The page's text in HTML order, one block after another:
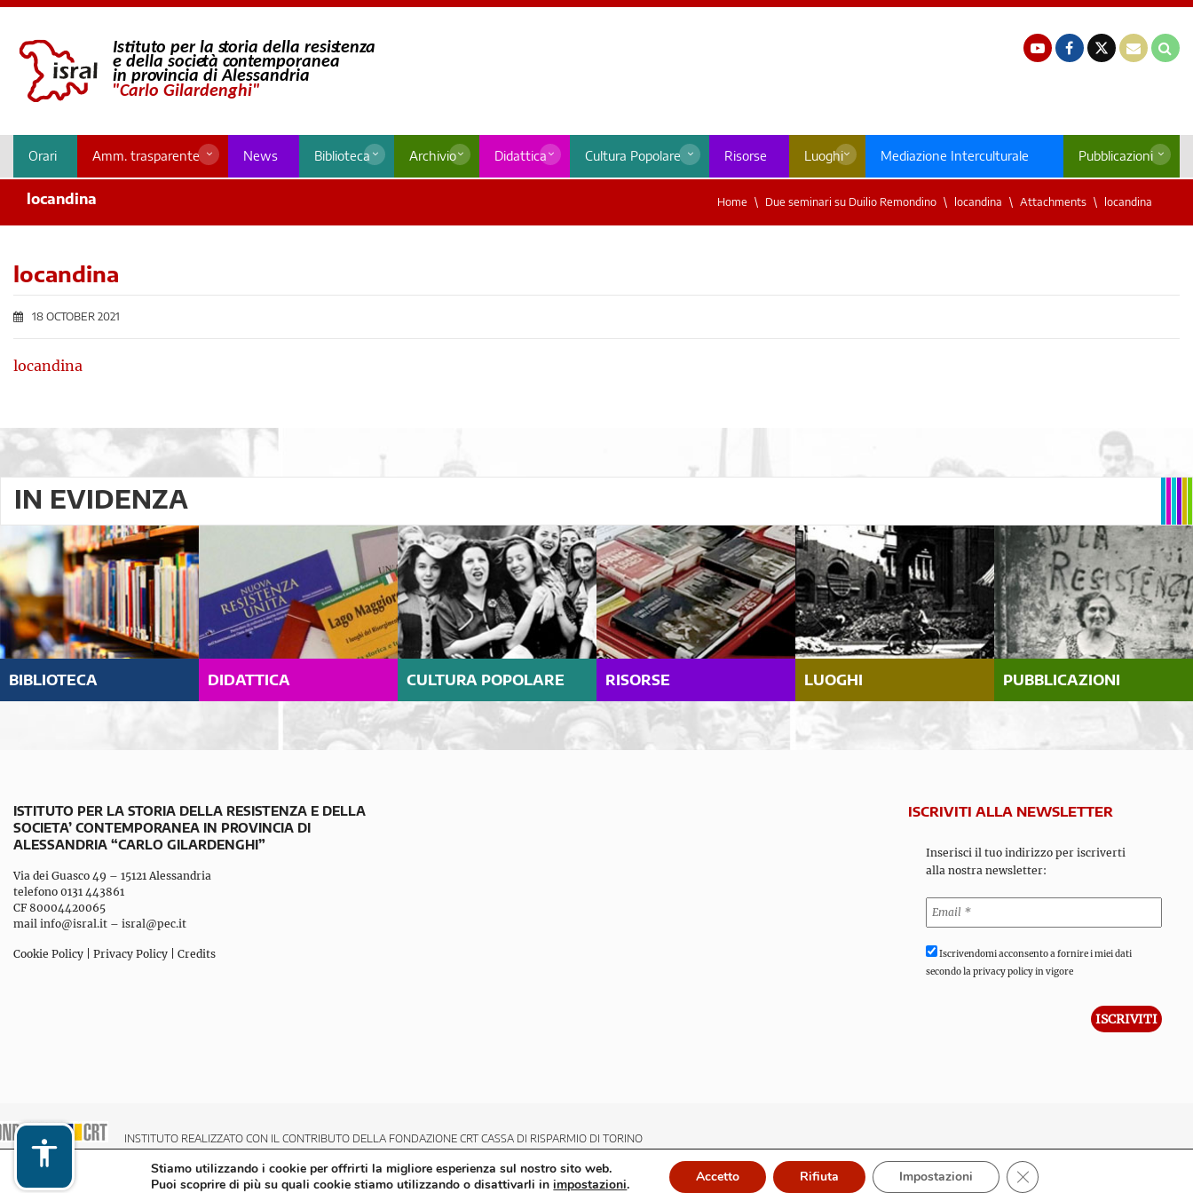
Orari Amm. trasparente News Biblioteca Archivio Didattica Cultura Popolare Risorse Luoghi Mediazione Interculturale Pubblicazioni
locandina Home Due seminari su Duilio Remondino locandina Attachments locandina
locandina
18 OCTOBER 2021
locandina
IN EVIDENZA
BIBLIOTECA DIDATTICA CULTURA POPOLARE RISORSE LUOGHI PUBBLICAZIONI
ISTITUTO PER LA STORIA DELLA RESISTENZA E DELLA
SOCIETA’ CONTEMPORANEA IN PROVINCIA DI
ALESSANDRIA “CARLO GILARDENGHI”
Via dei Guasco 49 – 15121 Alessandria
telefono 0131 443861
CF 80004420065
mail info@isral.it – isral@pec.it
Cookie Policy Privacy Policy Credits
ISCRIVITI ALLA NEWSLETTER
Inserisci il tuo indirizzo per iscriverti
alla nostra newsletter:
Iscrivendomi acconsento a fornire i miei dati
secondo la privacy policy in vigore
INSTITUTO REALIZZATO CON IL CONTRIBUTO DELLA FONDAZIONE CRT CASSA DI RISPARMIO DI TORINO
Stiamo utilizzando i cookie per offrirti la migliore esperienza sul nostro sito web.
Puoi scoprire di più su quali cookie stiamo utilizzando o disattivarli inimpostazioni. Accetto Rifiuta Impostazioni Close GDPR Cookie Banner